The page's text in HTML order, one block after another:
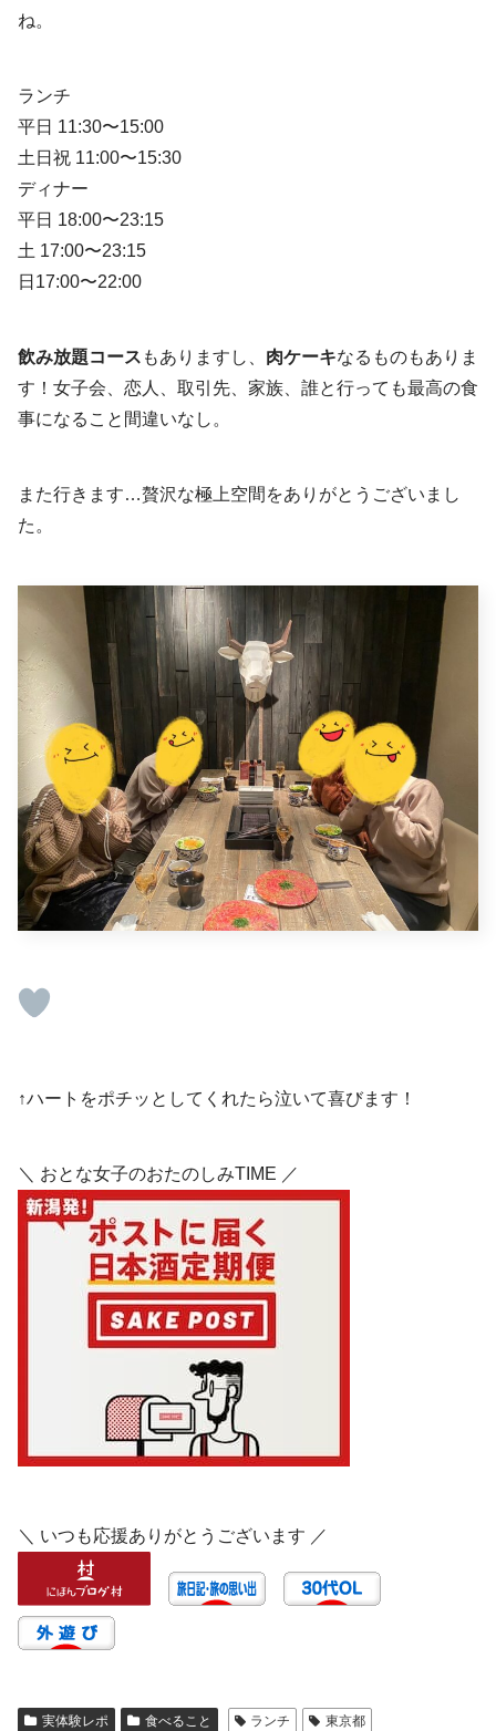
ね。
ランチ
平日 11:30〜15:00
土日祝 11:00〜15:30
ディナー
平日 18:00〜23:15
土 17:00〜23:15
日17:00〜22:00
飲み放題コース もありますし、 肉ケーキなるものもありま
す！女子会、恋人、取引先、家族、誰と行っても最高の食
事になること間違いなし。
また行きます…贅沢な極上空間をありがとうございまし
た。
↑ハートをポチッとしてくれたら泣いて喜びます！
＼ おとな女子のおたのしみTIME ／
＼ いつも応援ありがとうございます ／
実体験レポ 食べること ランチ 東京都